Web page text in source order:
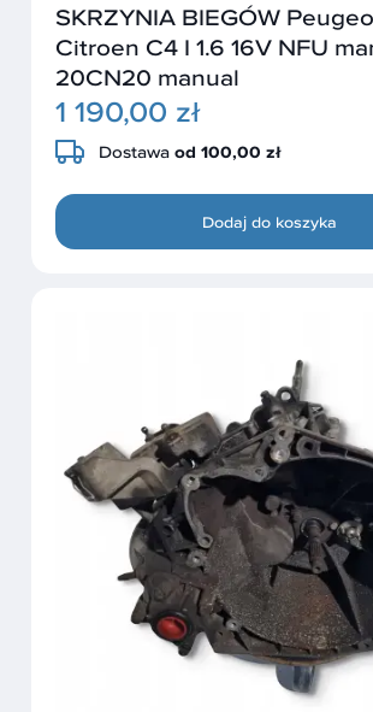
SKRZYNIA BIEGÓW
Citroen C4 I 1.6 16V NFU
20CN20 manual
1 190,00 zł
Dostawa od 100,00 zł
Dodaj do koszyka